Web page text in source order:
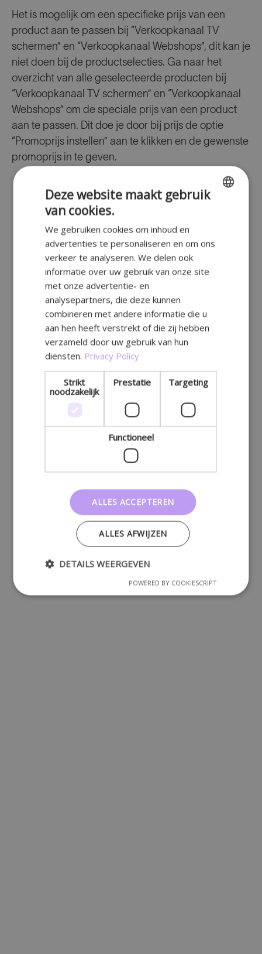
Het is mogelijk om een specifieke prijs van een
product aan te passen bij “Verkoopkanaal TV
schermen” en “Verkoopkanaal Webshops”, dit kan je
niet doen bij de productselecties. Ga naar het
overzicht van alle geselecteerde producten bij
“Verkoopkanaal TV schermen” en “Verkoopkanaal
Webshops” om de speciale prijs van een product
aan te passen. Dit doe je door bij prijs de optie
“Promoprijs instellen” aan te klikken en de gewenste
promoprijs in te geven.
GERMAN
Deze website maakt gebruik
van cookies.
We gebruiken cookies om inhoud en
advertenties te personaliseren en om ons
verkeer te analyseren. We delen ook
informatie over uw gebruik van onze site
met onze advertentie- en
analysepartners, die deze kunnen
combineren met andere informatie die u
aan hen heeft verstrekt of die zij hebben
verzameld door uw gebruik van hun
diensten. Privacy Policy
Strikt
noodzakelijk
Prestatie Targeting
Functioneel
ALLES ACCEPTEREN
ALLES AFWIJZEN
DETAILS WEERGEVEN
POWERED BY COOKIESCRIPT